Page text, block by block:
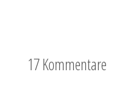
17 Kommentare